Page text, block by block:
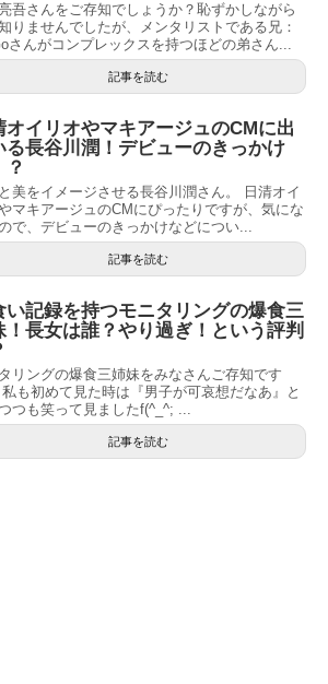
吾さんをご存知でしょうか？恥ずかしながら
りませんでしたが、メンタリストである兄：
さんがコンプレックスを持つほどの弟さん...
記事を読む
オイリオやマキアージュのCMに出
る長谷川潤！デビューのきっかけ
？
美をイメージさせる長谷川潤さん。 日清オイ
マキアージュのCMにぴったりですが、気にな
で、デビューのきっかけなどについ...
記事を読む
い記録を持つモニタリングの爆食三
！長女は誰？やり過ぎ！という評判
リングの爆食三姉妹をみなさんご存知です
も初めて見た時は『男子が可哀想だなあ』と
つも笑って見ましたf(^_^; ...
記事を読む